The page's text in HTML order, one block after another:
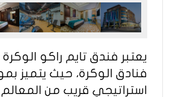
يعتبر فندق تايم راكو الوكرة
فنادق الوكرة، حيث يتميز
استراتيجي قريب من